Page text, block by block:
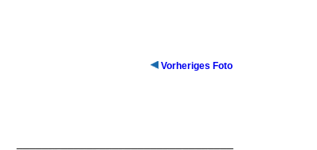
Vorheriges Foto